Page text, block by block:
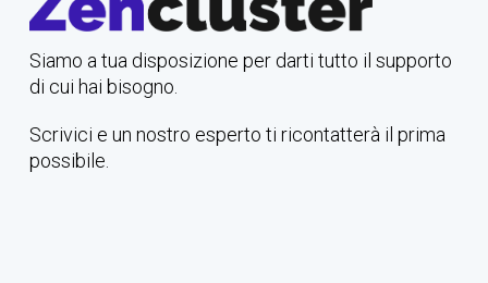
Siamo a tua disposizione per darti tutto il supporto
di cui hai bisogno.
Scrivici e un nostro esperto ti ricontatterà il prima
possibile.